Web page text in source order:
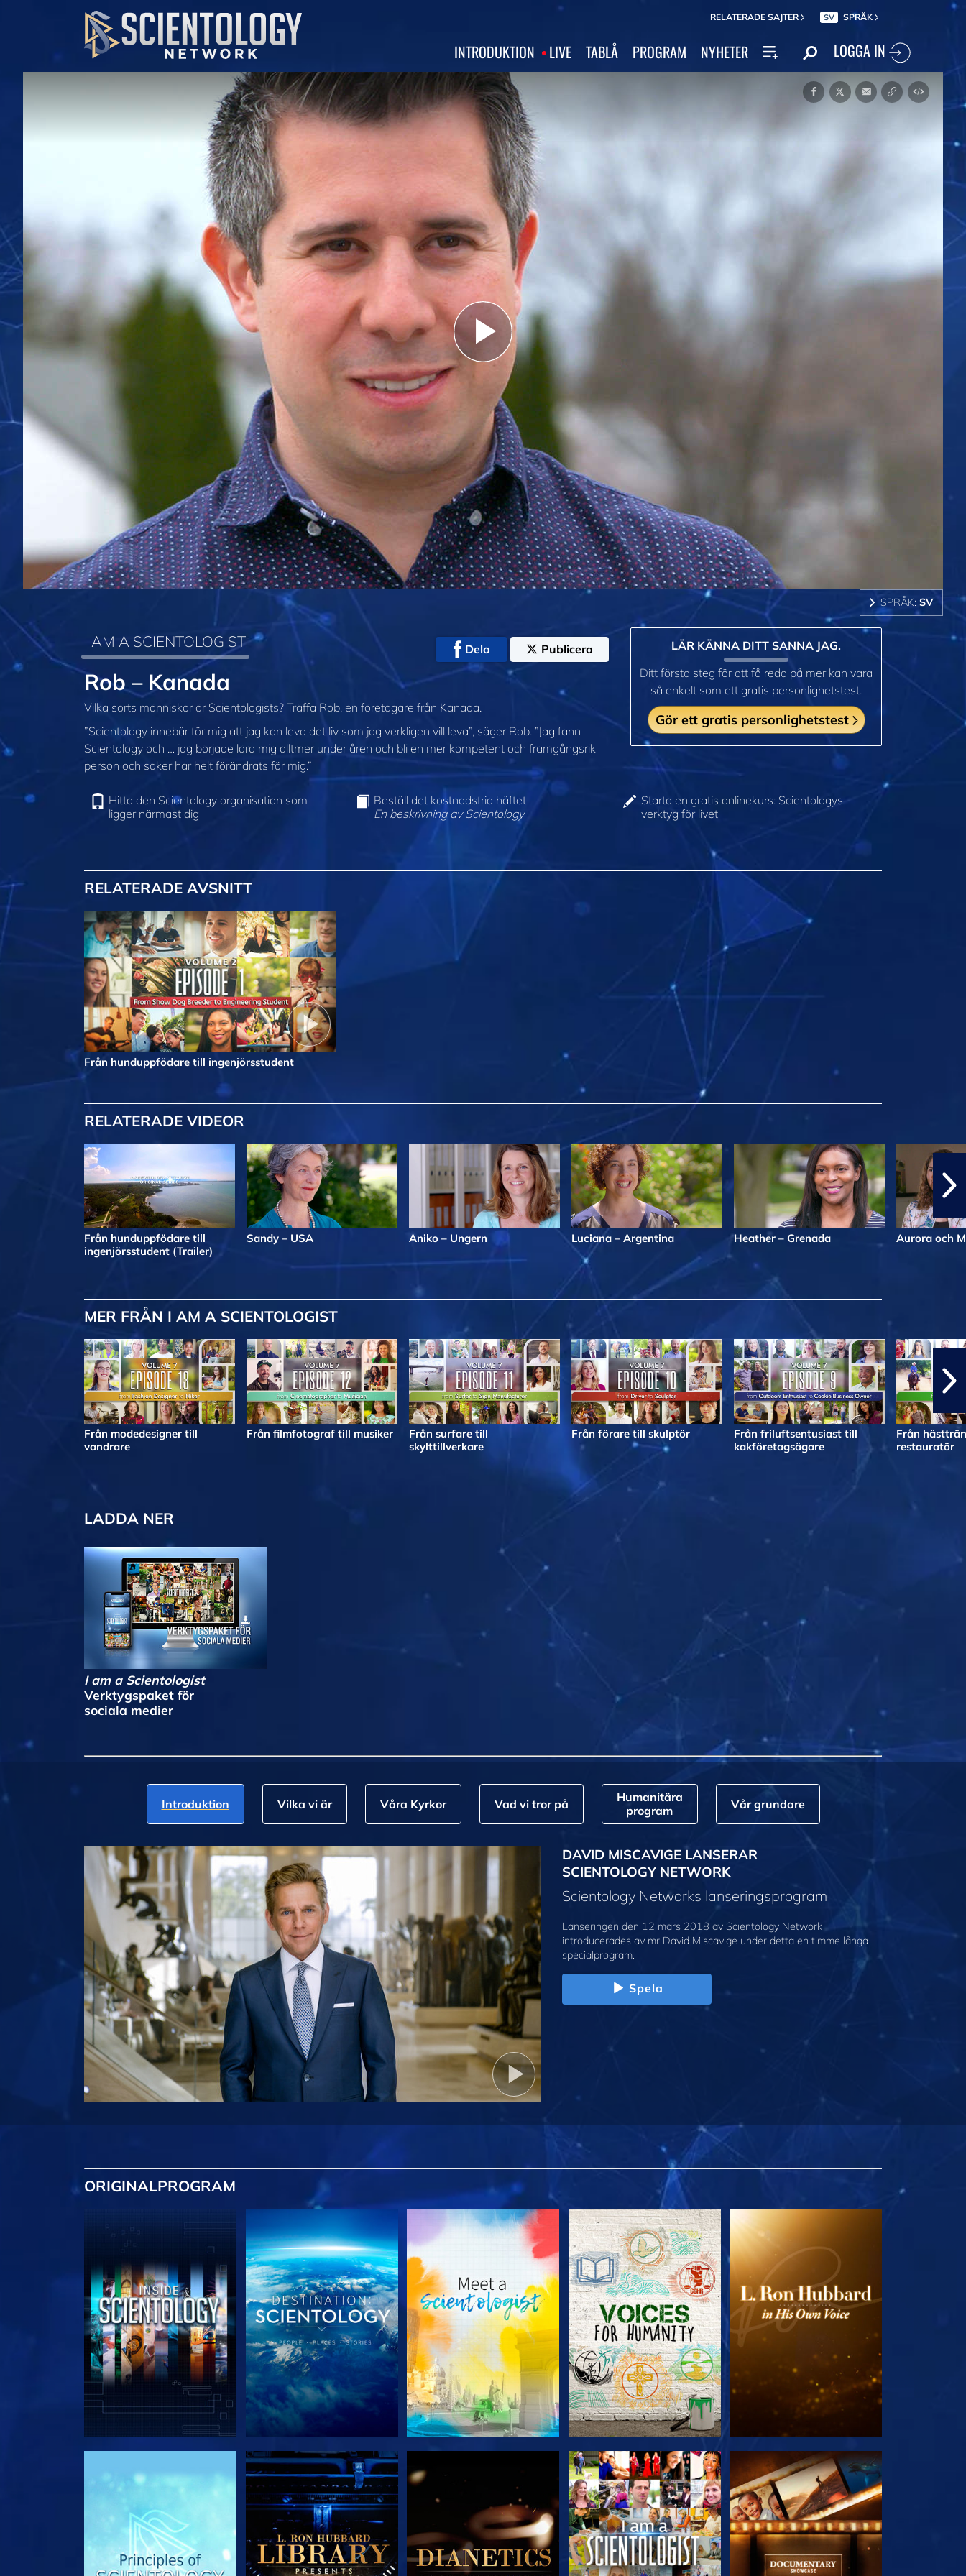
RELATERADE SAJTER SV SPRÅK
INTRODUKTION LIVE TABLÅ PROGRAM NYHETER LOGGA IN
Play
Video
SPRÅK: SV
I AM A SCIENTOLOGIST Dela Publicera
Rob – Kanada
Vilka sorts människor är Scientologists? Träffa Rob, en företagare från Kanada.
”Scientology innebär för mig att jag kan leva det liv som jag verkligen vill leva”, säger Rob. ”Jag fann
Scientology och … jag började lära mig alltmer under åren och bli en mer kompetent och framgångsrik
person och saker har helt förändrats för mig.”
LÄR KÄNNA DITT SANNA JAG.
Ditt första steg för att få reda på mer kan vara
så enkelt som ett gratis personlighetstest.
Gör ett gratis personlighetstest
Hitta den Scientology organisation som
ligger närmast dig
Beställ det kostnadsfria häftet
En beskrivning av Scientology
Starta en gratis onlinekurs: Scientologys
verktyg för livet
RELATERADE AVSNITT
Från hunduppfödare till ingenjörsstudent
RELATERADE VIDEOR
Från hunduppfödare till
ingenjörsstudent (Trailer)
Sandy – USA Aniko – Ungern Luciana – Argentina Heather – Grenada Aurora och
MER FRÅN I AM A SCIENTOLOGIST
Från modedesigner till
vandrare
Från filmfotograf till musiker
Från surfare till
skylttillverkare
Från förare till skulptör
Från friluftsentusiast till
kakföretagsägare
Från
restauratör
LADDA NER
I am a Scientologist
Verktygspaket för
sociala medier
Introduktion Vilka vi är Våra Kyrkor Vad vi tror på
Humanitära
program
Vår grundare
DAVID MISCAVIGE LANSERAR
SCIENTOLOGY NETWORK
Scientology Networks lanseringsprogram
Lanseringen den 12 mars 2018 av Scientology Network
introducerades av mr David Miscavige under detta en timme långa
specialprogram.
Spela
ORIGINALPROGRAM
UTFORSKA SERIEN UTFORSKA SERIEN UTFORSKA SERIEN UTFORSKA SERIEN UTFORSKA SERIEN